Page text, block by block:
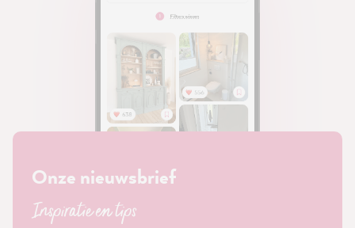
Onze nieuwsbrief
Inspiratie en tips